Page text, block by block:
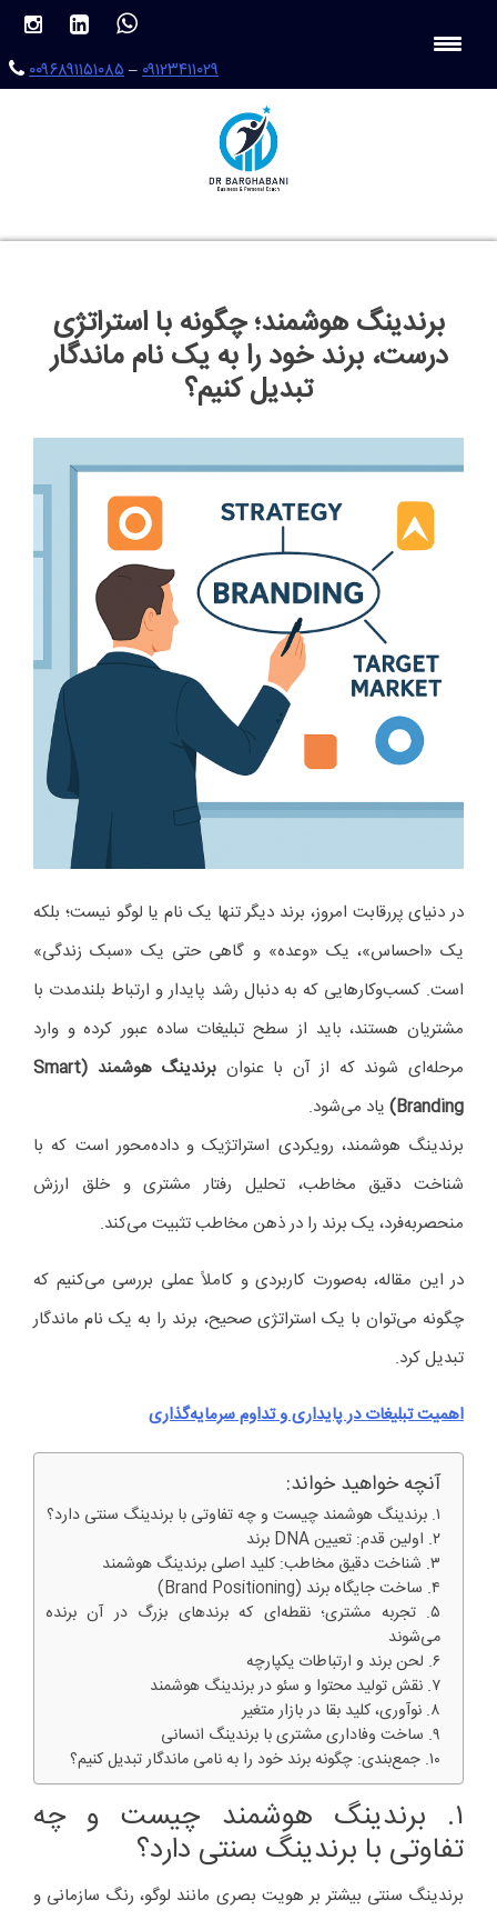
۰۰۹۶۸۹۱۱۵۱۰۸۵–۰۹۱۲۳۴۱۱۰۲۹
برندینگ هوشمند؛ چگونه با استراتژی
درست، برند خود را به یک نام ماندگار
تبدیل کنیم؟
در دنیای پررقابت امروز، برند دیگر تنها یک نام یا لوگو نیست؛ بلکه
یک «احساس»، یک «وعده» و گاهی حتی یک «سبک زندگی»
است. کسب‌وکارهایی که به دنبال رشد پایدار و ارتباط بلندمدت با
مشتریان هستند، باید از سطح تبلیغات ساده عبور کرده و وارد
مرحله‌ای شوند که از آن با عنوان
برندینگ هوشمند (Smart
Branding) یاد می‌شود.
برندینگ هوشمند، رویکردی استراتژیک و داده‌محور است که با
شناخت دقیق مخاطب، تحلیل رفتار مشتری و خلق ارزش
منحصربه‌فرد، یک برند را در ذهن مخاطب تثبیت می‌کند.
در این مقاله، به‌صورت کاربردی و کاملاً عملی بررسی می‌کنیم که
چگونه می‌توان با یک استراتژی صحیح، برند را به یک نام ماندگار
تبدیل کرد.
اهمیت تبلیغات در پایداری و تداوم سرمایه‌گذاری
آنچه خواهید خواند:
۱. برندینگ هوشمند چیست و چه تفاوتی با برندینگ سنتی دارد؟
۲. اولین قدم: تعیین DNA برند
۳. شناخت دقیق مخاطب: کلید اصلی برندینگ هوشمند
۴. ساخت جایگاه برند (Brand Positioning)
۵. تجربه مشتری؛ نقطه‌ای که برندهای بزرگ در آن برنده
می‌شوند
۶. لحن برند و ارتباطات یکپارچه
۷. نقش تولید محتوا و سئو در برندینگ هوشمند
۸. نوآوری، کلید بقا در بازار متغیر
۹. ساخت وفاداری مشتری با برندینگ انسانی
۱۰. جمع‌بندی: چگونه برند خود را به نامی ماندگار تبدیل کنیم؟
۱. برندینگ هوشمند چیست و چه
تفاوتی با برندینگ سنتی دارد؟
برندینگ سنتی بیشتر بر هویت بصری مانند لوگو، رنگ سازمانی و